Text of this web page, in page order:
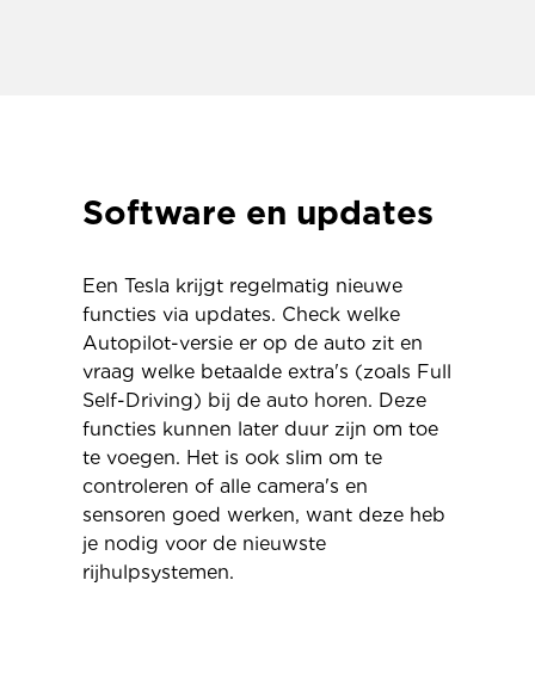
Software en updates
Een Tesla krijgt regelmatig nieuwe
functies via updates. Check welke
Autopilot-versie er op de auto zit en
vraag welke betaalde extra's (zoals Full
Self-Driving) bij de auto horen. Deze
functies kunnen later duur zijn om toe
te voegen. Het is ook slim om te
controleren of alle camera's en
sensoren goed werken, want deze heb
je nodig voor de nieuwste
rijhulpsystemen.